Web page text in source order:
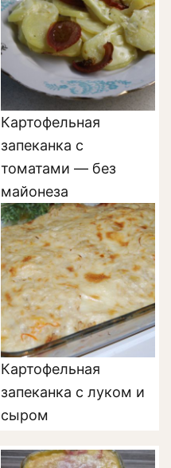
Картофельная
запеканка с
томатами — без
майонеза
Картофельная
запеканка с луком и
сыром